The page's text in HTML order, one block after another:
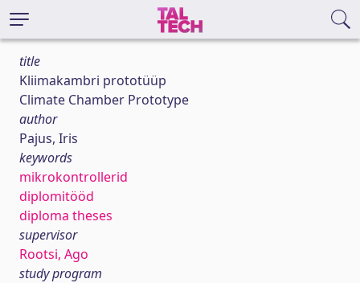
title
Kliimakambri prototüüp
Climate Chamber Prototype
author
Pajus, Iris
keywords
mikrokontrollerid
diplomitööd
diploma theses
supervisor
Rootsi, Ago
study program